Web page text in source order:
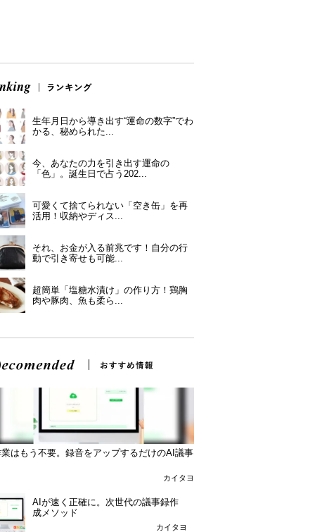
生年月日から導き出す“運命の数字”でわ
かる、秘められた...
今、あなたの力を引き出す運命の
「色」。誕生日で占う202...
可愛くて捨てられない「空き缶」を再
活用！収納やディス...
それ、お金が入る前兆です！自分の行
動で引き寄せも可能...
超簡単「塩糖水漬け」の作り方！鶏胸
肉や豚肉、魚も柔ら...
はもう不要。録音をアップするだけのAI議事
カイタヨ
AIが速く正確に。次世代の議事録作
成メソッド
カイタヨ